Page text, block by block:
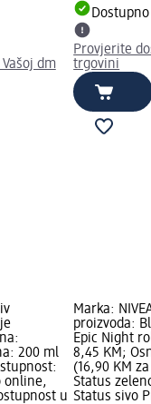
dm
Provjerite
trgovini
200 ml
online,
u
Marka:
proizvoda:
Epic Night
8,45 KM;
(16,90 KM
Status
Status sivo